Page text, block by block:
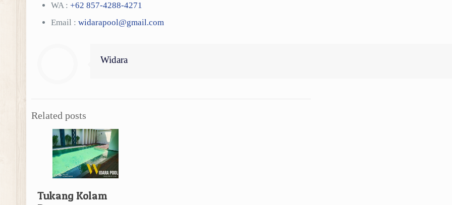
WA : +62 857-4288-4271
Email : widarapool@gmail.com
Widara
Related posts
Tukang Kolam